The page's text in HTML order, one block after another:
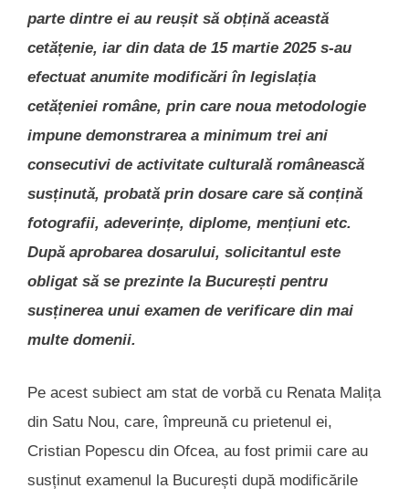
parte dintre ei au reușit să obțină această
cetățenie, iar din data de 15 martie 2025 s-au
efectuat anumite modificări în legislația
cetățeniei române, prin care noua metodologie
impune demonstrarea a minimum trei ani
consecutivi de activitate culturală românească
susținută, probată prin dosare care să conțină
fotografii, adeverințe, diplome, mențiuni etc.
După aprobarea dosarului, solicitantul este
obligat să se prezinte la București pentru
susținerea unui examen de verificare din mai
multe domenii.
Pe acest subiect am stat de vorbă cu Renata Malița
din Satu Nou, care, împreună cu prietenul ei,
Cristian Popescu din Ofcea, au fost primii care au
susținut examenul la București după modificările